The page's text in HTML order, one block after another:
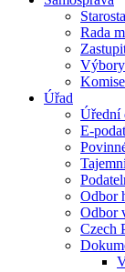
Rada
Výbory
Komise
Úřad
Úřední
E-
Odbor
Odbor
Czech